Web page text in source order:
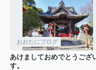
おおたにブログ
あけましておめでとうござ
す。